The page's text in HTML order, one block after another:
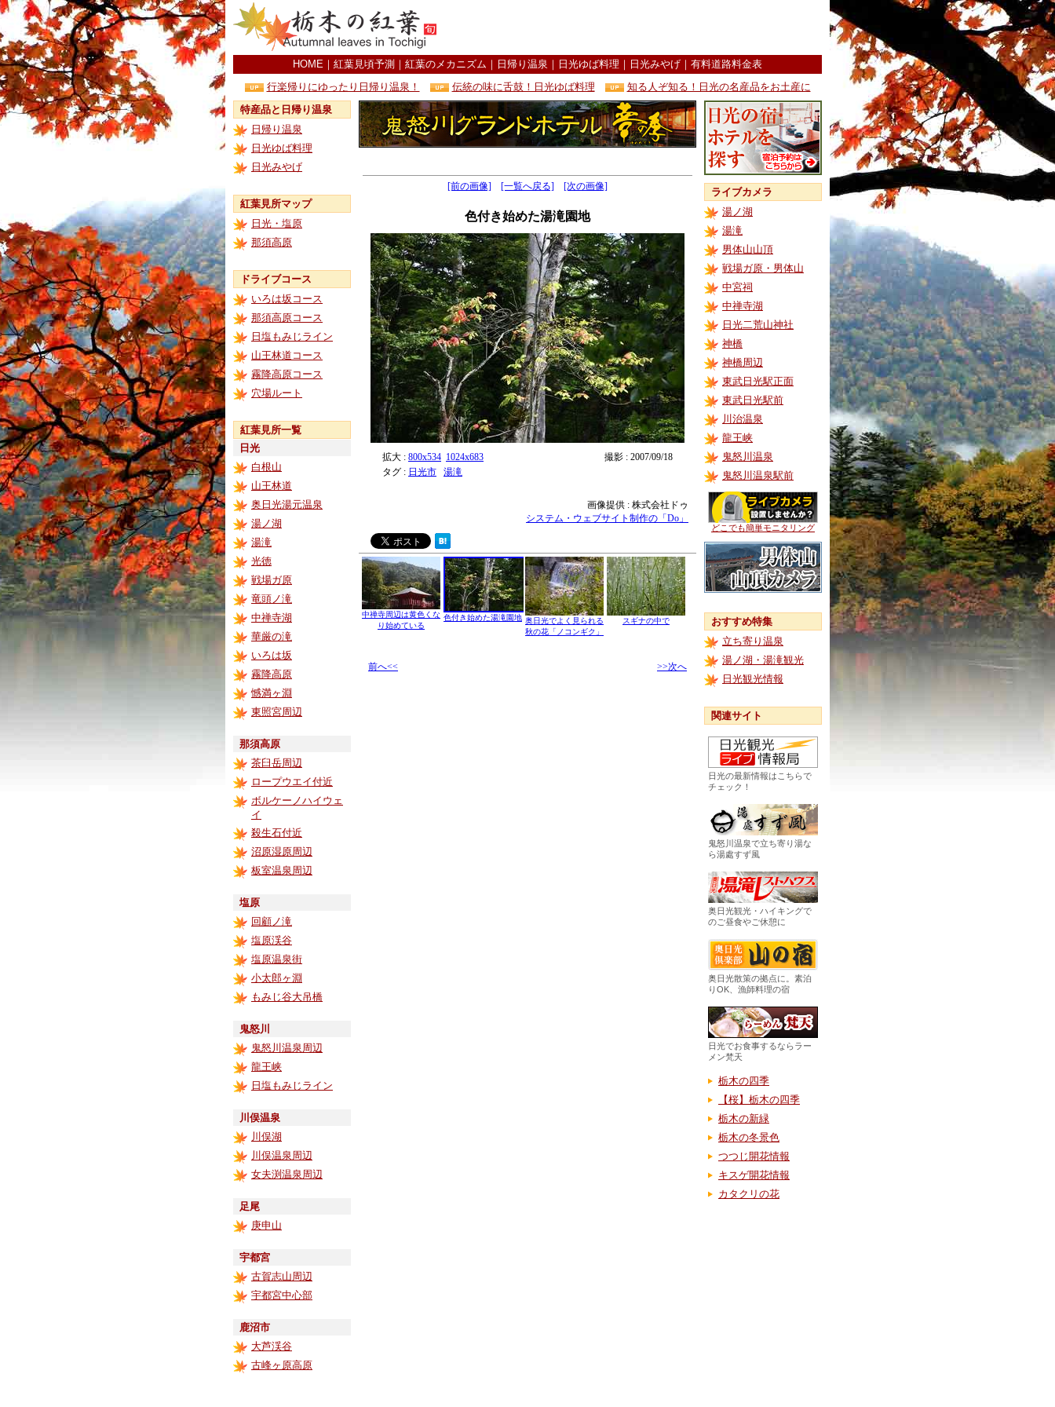
HOME ｜ 紅葉見頃予測 ｜ 紅葉のメカニズム ｜ 日帰り温泉 ｜ 日光ゆば料理 ｜ 日光みやげ ｜ 有料道路料金表
行楽帰りにゆったり日帰り温泉！
伝統の味に舌鼓！日光ゆば料理
知る人ぞ知る！日光の名産品をお土産に
特産品と日帰り温泉
日帰り温泉
日光ゆば料理
日光みやげ
紅葉見所マップ
日光・塩原
那須高原
ドライブコース
いろは坂コース
那須高原コース
日塩もみじライン
山王林道コース
霧降高原コース
穴場ルート
紅葉見所一覧
日光
白根山
山王林道
奥日光湯元温泉
湯ノ湖
湯滝
光徳
戦場ガ原
竜頭ノ滝
中禅寺湖
華厳の滝
いろは坂
霧降高原
憾満ヶ淵
東照宮周辺
那須高原
茶臼岳周辺
ロープウエイ付近
ボルケーノハイウェ
イ
殺生石付近
沼原湿原周辺
板室温泉周辺
塩原
回顧ノ滝
塩原渓谷
塩原温泉街
小太郎ヶ淵
もみじ谷大吊橋
鬼怒川
鬼怒川温泉周辺
龍王峡
日塩もみじライン
川俣温泉
川俣湖
川俣温泉周辺
女夫渕温泉周辺
足尾
庚申山
宇都宮
古賀志山周辺
宇都宮中心部
鹿沼市
大芦渓谷
古峰ヶ原高原
[前の画像] [一覧へ戻る] [次の画像]
色付き始めた湯滝園地
拡大 : 800x534 1024x683
撮影 : 2007/09/18
タグ : 日光市 湯滝
画像提供 : 株式会社ドゥ
システム・ウェブサイト制作の「Do」
中禅寺周辺は黄色くな
り始めている
色付き始めた湯滝園地 奥日光でよく見られる
秋の花「ノコンギク」
スギナの中で
前へ<< >>次へ
ライブカメラ
湯ノ湖
湯滝
男体山山頂
戦場ガ原・男体山
中宮祠
中禅寺湖
日光二荒山神社
神橋
神橋周辺
東武日光駅正面
東武日光駅前
川治温泉
龍王峡
鬼怒川温泉
鬼怒川温泉駅前
どこでも簡単モニタリング
おすすめ特集
立ち寄り温泉
湯ノ湖・湯滝観光
日光観光情報
関連サイト
日光の最新情報はこちらで
チェック！
鬼怒川温泉で立ち寄り湯な
ら湯處すず風
奥日光観光・ハイキングで
のご昼食やご休憩に
奥日光散策の拠点に。素泊
りOK、漁師料理の宿
日光でお食事するならラー
メン梵天
栃木の四季
【桜】栃木の四季
栃木の新緑
栃木の冬景色
つつじ開花情報
キスゲ開花情報
カタクリの花